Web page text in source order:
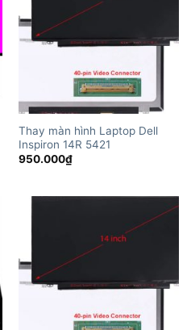
Thay màn hình Laptop Dell
Inspiron 14R 5421
950.000₫